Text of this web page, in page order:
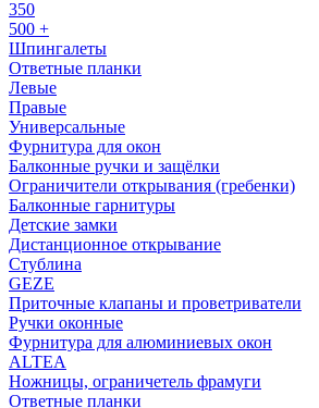
350
500 +
Шпингалеты
Ответные планки
Левые
Правые
Универсальные
Фурнитура для окон
Балконные ручки и защёлки
Ограничители открывания (гребенки)
Балконные гарнитуры
Детские замки
Дистанционное открывание
Стублина
GEZE
Приточные клапаны и проветриватели
Ручки оконные
Фурнитура для алюминиевых окон
ALTEA
Ножницы, ограничетель фрамуги
Ответные планки